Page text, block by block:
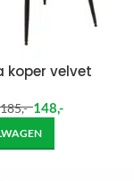
koper velvet
185,- 148,-